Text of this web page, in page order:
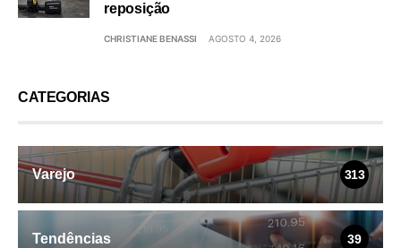
reposição
CHRISTIANE BENASSI AGOSTO 4, 2026
CATEGORIAS
Varejo 313
Tendências 39